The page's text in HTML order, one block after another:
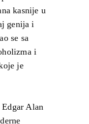
kasnije u
genija i
se sa
i
je
Alan